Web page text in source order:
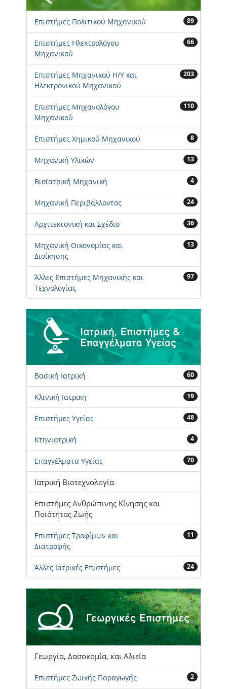
Επιστήμες Πολιτικού Μηχανικού 89
Επιστήμες Ηλεκτρολόγου
Μηχανικού
66
Επιστήμες Μηχανικού Η/Υ και
Ηλεκτρονικού Μηχανικού
203
Επιστήμες Μηχανολόγου
Μηχανικού
110
Επιστήμες Χημικού Μηχανικού 8
Μηχανική Υλικών 13
Βιοϊατρική Μηχανική 4
Μηχανική Περιβάλλοντος 24
Αρχιτεκτονική και Σχέδιο 36
Μηχανική Οικονομίας και
Διοίκησης
13
Άλλες Επιστήμες Μηχανικής και
Τεχνολογίας
97
Βασική Ιατρική 60
Κλινική Ιατρικη 19
Επιστήμες Υγείας 48
Κτηνιατρική 4
Επαγγέλματα Υγείας 70
Ιατρική Βιοτεχνολογία
Επιστήμες Ανθρώπινης Κίνησης και
Ποιότητας Ζωής
Επιστήμες Τροφίμων και
Διατροφής
11
Άλλες Ιατρικές Επιστήμες 24
Γεωργία, Δασοκομία, και Αλιεία
Επιστήμες Ζωικής Παραγωγής 2